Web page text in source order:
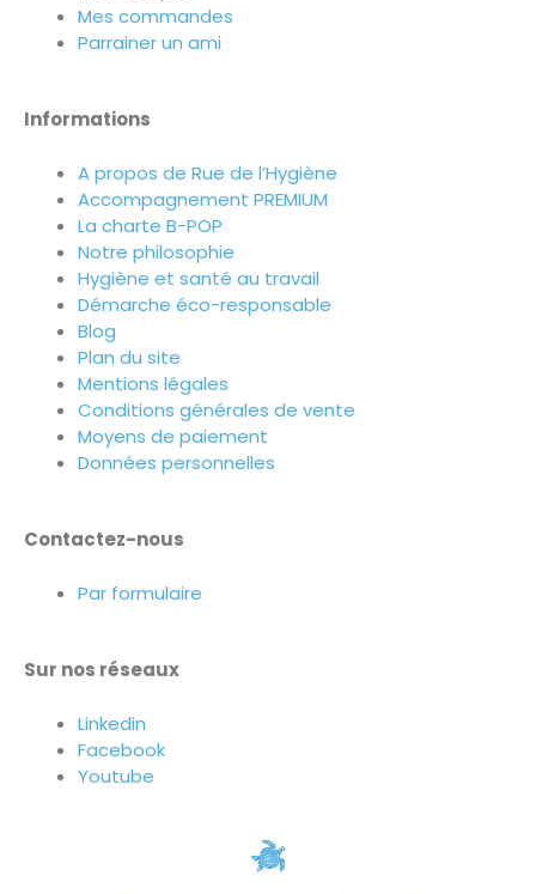
Mes commandes
Parrainer un ami
Informations
A propos de Rue de l’Hygiène
Accompagnement PREMIUM
La charte B-POP
Notre philosophie
Hygiène et santé au travail
Démarche éco-responsable
Blog
Plan du site
Mentions légales
Conditions générales de vente
Moyens de paiement
Données personnelles
Contactez-nous
Par formulaire
Sur nos réseaux
Linkedin
Facebook
Youtube